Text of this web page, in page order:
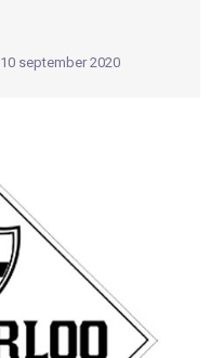
10 september 2020